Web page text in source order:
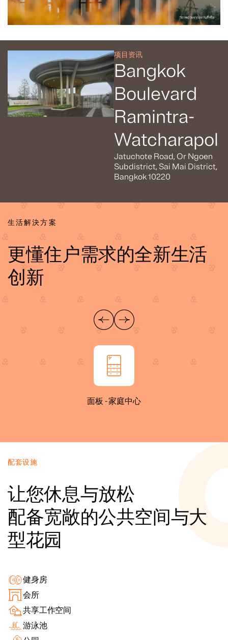
项目资讯
Bangkok
Boulevard
Ramintra-
Watcharapol
Jatuchote Road, Or Ngoen
Subdistrict, Sai Mai District,
Bangkok 10220
生活解決方案
更懂住户需求的全新生活
创新
面板 - 家庭中心
配套设施
让您休息与放松
配备宽敞的公共空间与大
型花园
健身房
会所
共享工作空间
游泳池